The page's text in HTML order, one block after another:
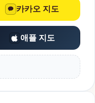
카카오 지도
애플 지도